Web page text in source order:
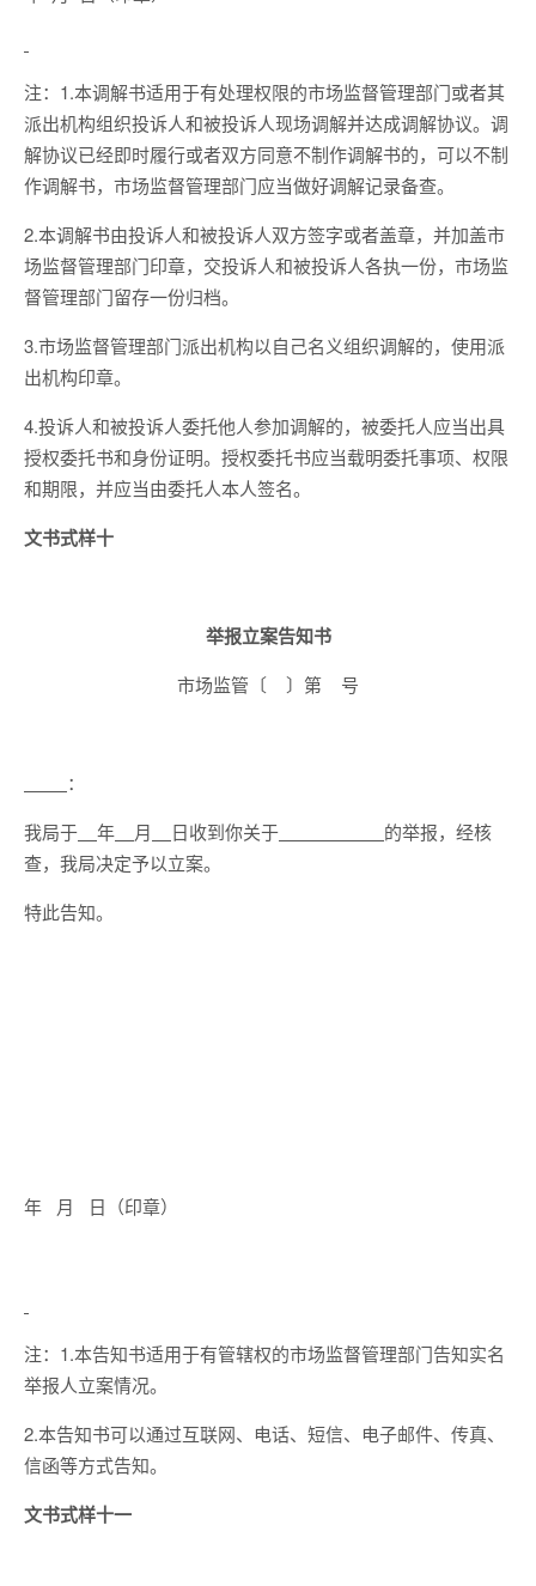
注：1.本调解书适用于有处理权限的市场监督管理部门或者其
派出机构组织投诉人和被投诉人现场调解并达成调解协议。调
解协议已经即时履行或者双方同意不制作调解书的，可以不制
作调解书，市场监督管理部门应当做好调解记录备查。
2.本调解书由投诉人和被投诉人双方签字或者盖章，并加盖市
场监督管理部门印章，交投诉人和被投诉人各执一份，市场监
督管理部门留存一份归档。
3.市场监督管理部门派出机构以自己名义组织调解的，使用派
出机构印章。
4.投诉人和被投诉人委托他人参加调解的，被委托人应当出具
授权委托书和身份证明。授权委托书应当载明委托事项、权限
和期限，并应当由委托人本人签名。
文书式样十
举报立案告知书
市场监管〔 〕第 号
：
我局于
年 月 日收到你关于
的举报，经核
查，我局决定予以立案。
特此告知。
年 月 日（印章）
注：1.本告知书适用于有管辖权的市场监督管理部门告知实名
举报人立案情况。
2.本告知书可以通过互联网、电话、短信、电子邮件、传真、
信函等方式告知。
文书式样十一